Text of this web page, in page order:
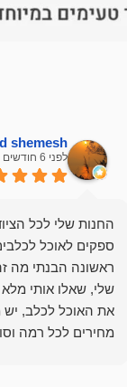
shemesh
לפני 6 חודשים
החנות שלי לכל
ספקים לאוכל
ראשונה הבנתי מה
שלי, שאלו אותי
את האוכל לכלב, יש
מחירים לכל רמה